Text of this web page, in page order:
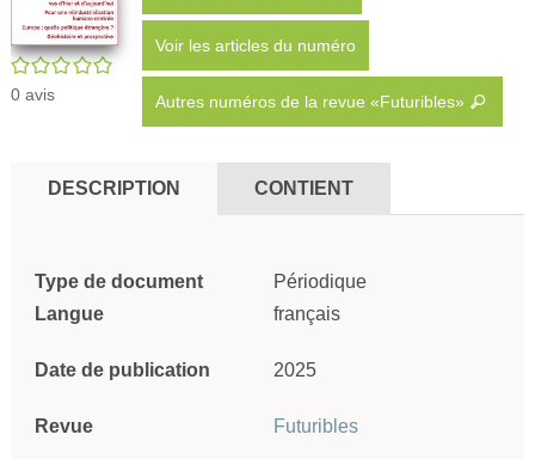
/5
0 avis
Voir les articles du numéro
Autres numéros de la revue «Futuribles»
DESCRIPTION CONTIENT
Type de document
Périodique
Langue
français
Date de publication 2025
Revue Futuribles